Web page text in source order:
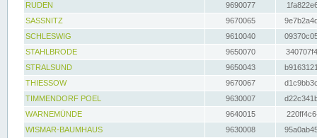
RUDEN
9690077
SASSNITZ
9670065
SCHLESWIG
9610040
STAHLBRODE
9650070
STRALSUND
9650043
THIESSOW
9670067
TIMMENDORF POEL
9630007
WARNEMÜNDE
9640015
WISMAR-BAUMHAUS
9630008